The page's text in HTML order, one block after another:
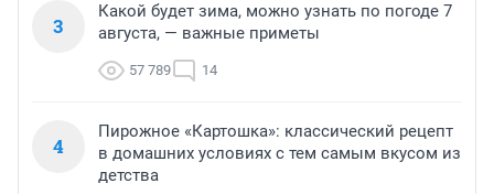
3
Какой будет зима, можно узнать по погоде 7
августа, — важные приметы
57 789 14
4
Пирожное «Картошка»: классический рецепт
в домашних условиях с тем самым вкусом из
детства